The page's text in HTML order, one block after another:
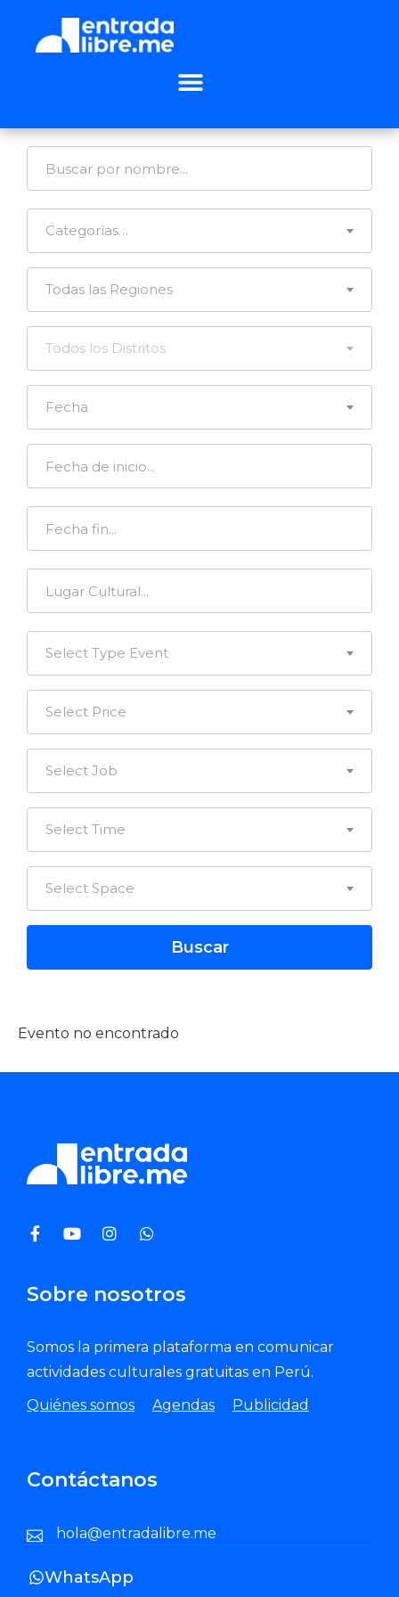
Categorías…
Todas las Regiones
Todos los Distritos
Fecha
Select Type Event
Select Price
Select Job
Select Time
Select Space
Evento no encontrado
Sobre nosotros
Somos la primera plataforma en comunicar
actividades culturales gratuitas en Perú.
Quiénes somos
Agendas Publicidad
Contáctanos
hola@entradalibre.me
WhatsApp